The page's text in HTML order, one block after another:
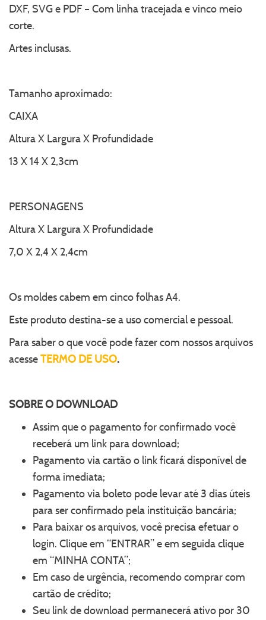
DXF, SVG e PDF – Com linha tracejada e vinco meio
corte.
Artes inclusas.
Tamanho aproximado:
CAIXA
Altura X Largura X Profundidade
13 X 14 X 2,3cm
PERSONAGENS
Altura X Largura X Profundidade
7,0 X 2,4 X 2,4cm
Os moldes cabem em cinco folhas A4.
Este produto destina-se a uso comercial e pessoal.
Para saber o que você pode fazer com nossos arquivos
acesseTERMO DE USO.
SOBRE O DOWNLOAD
Assim que o pagamento for confirmado você
receberá um link para download;
Pagamento via cartão o link ficará disponível de
forma imediata;
Pagamento via boleto pode levar até 3 dias úteis
para ser confirmado pela instituição bancária;
Para baixar os arquivos, você precisa efetuar o
login. Clique em “ENTRAR” e em seguida clique
em “MINHA CONTA”;
Em caso de urgência, recomendo comprar com
cartão de crédito;
Seu link de download permanecerá ativo por 30